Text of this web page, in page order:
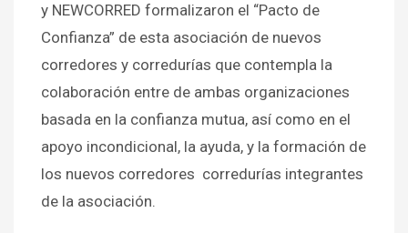
y NEWCORRED formalizaron el “Pacto de
Confianza” de esta asociación de nuevos
corredores y corredurías que contempla la
colaboración entre de ambas organizaciones
basada en la confianza mutua, así como en el
apoyo incondicional, la ayuda, y la formación de
los nuevos corredores corredurías integrantes
de la asociación.